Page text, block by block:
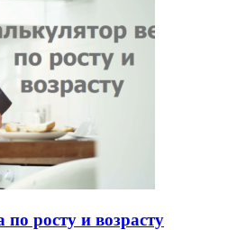
по росту и возрасту